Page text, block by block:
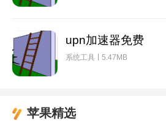
upn加速器免费
系统工具 5.47MB
苹果精选